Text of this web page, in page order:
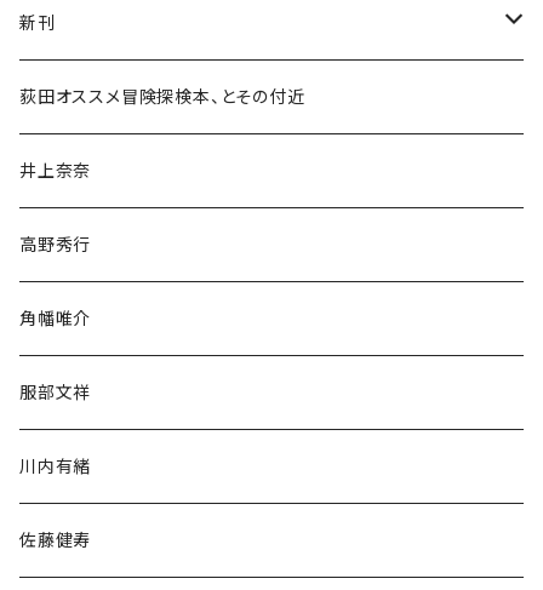
新刊
和書
文学・小説・物語
随筆・ノンフィクション・その他
民族・風習
荻田オススメ冒険探検本、とその付近
井上奈奈
高野秀行
角幡唯介
服部文祥
川内有緒
佐藤健寿